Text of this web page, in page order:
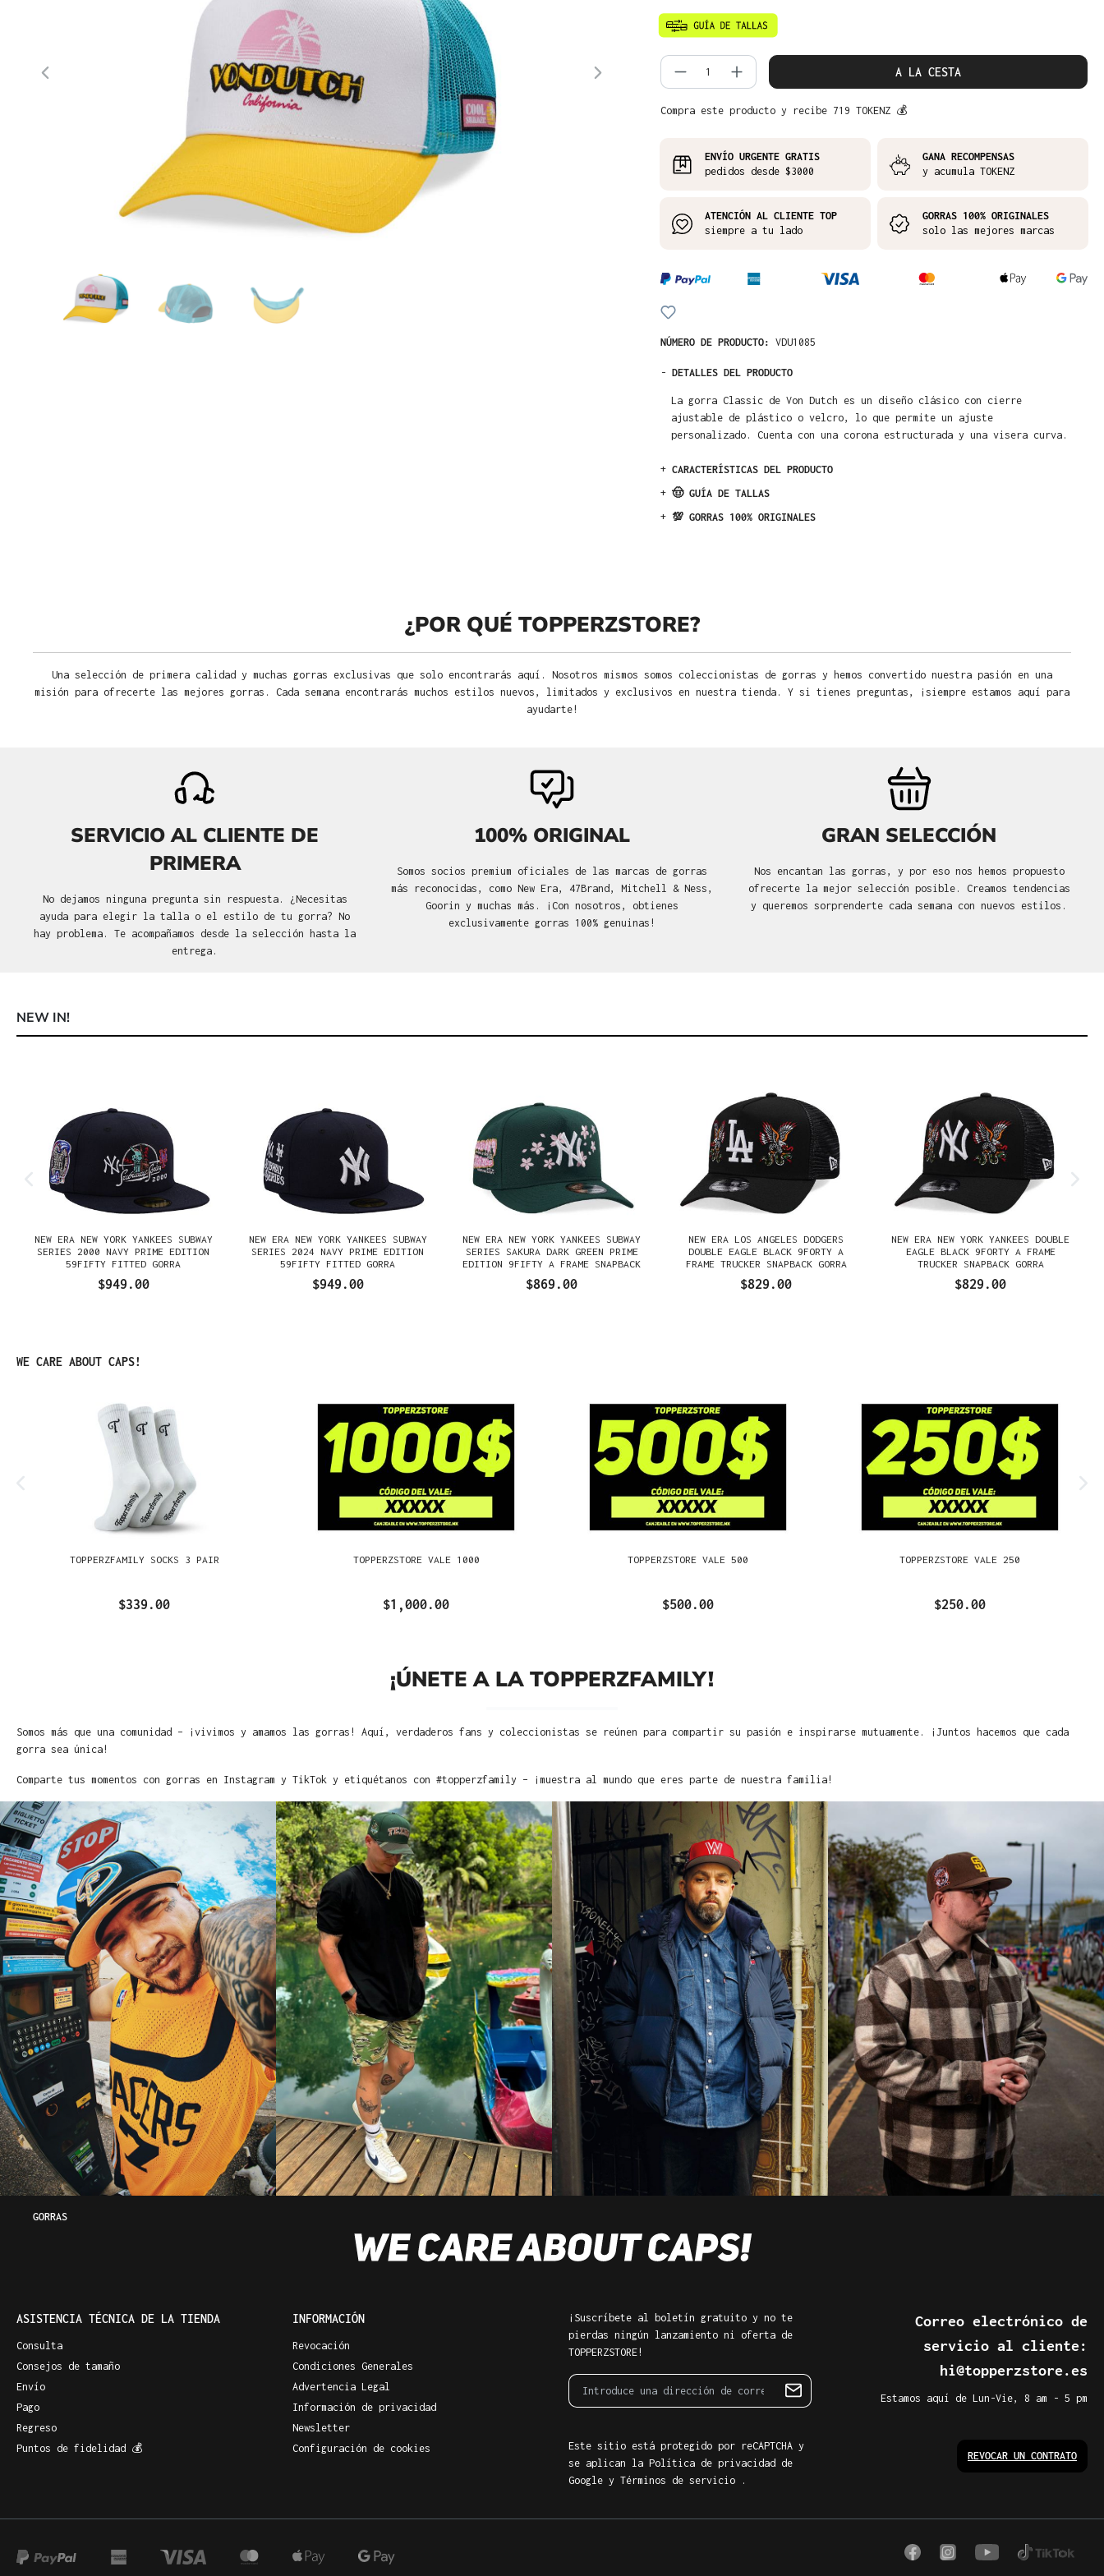
Cantidad del producto: introduce la
A LA CESTA
Compra este producto y recibe 719 TOKENZ 💰
ENVÍO URGENTE GRATIS
pedidos desde $3000
GANA RECOMPENSAS
y acumula TOKENZ
ATENCIÓN AL CLIENTE TOP
siempre a tu lado
GORRAS 100% ORIGINALES
solo las mejores marcas
NÚMERO DE PRODUCTO: VDU1085
- DETALLES DEL PRODUCTO
La gorra Classic de Von Dutch es un diseño clásico con cierre
ajustable de plástico o velcro, lo que permite un ajuste
personalizado. Cuenta con una corona estructurada y una visera curva.
+ CARACTERÍSTICAS DEL PRODUCTO
+ 🤠 GUÍA DE TALLAS
+ 💯 GORRAS 100% ORIGINALES
¿POR QUÉ TOPPERZSTORE?
Una selección de primera calidad y muchas gorras exclusivas que solo encontrarás aquí. Nosotros mismos somos coleccionistas de gorras y hemos convertido nuestra pasión en una
misión para ofrecerte las mejores gorras. Cada semana encontrarás muchos estilos nuevos, limitados y exclusivos en nuestra tienda. Y si tienes preguntas, ¡siempre estamos aquí para
ayudarte!
SERVICIO AL CLIENTE DE
PRIMERA
No dejamos ninguna pregunta sin respuesta. ¿Necesitas
ayuda para elegir la talla o el estilo de tu gorra? No
hay problema. Te acompañamos desde la selección hasta la
entrega.
100% ORIGINAL
Somos socios premium oficiales de las marcas de gorras
más reconocidas, como New Era, 47Brand, Mitchell & Ness,
Goorin y muchas más. ¡Con nosotros, obtienes
exclusivamente gorras 100% genuinas!
GRAN SELECCIÓN
Nos encantan las gorras, y por eso nos hemos propuesto
ofrecerte la mejor selección posible. Creamos tendencias
y queremos sorprenderte cada semana con nuevos estilos.
NEW IN!
NEW ERA NEW YORK YANKEES SUBWAY
SERIES 2000 NAVY PRIME EDITION
59FIFTY FITTED GORRA
$949.00
NEW ERA NEW YORK YANKEES SUBWAY
SERIES 2024 NAVY PRIME EDITION
59FIFTY FITTED GORRA
$949.00
NEW ERA NEW YORK YANKEES SUBWAY
SERIES SAKURA DARK GREEN PRIME
EDITION 9FIFTY A FRAME SNAPBACK
$869.00
NEW ERA LOS ANGELES DODGERS
DOUBLE EAGLE BLACK 9FORTY A
FRAME TRUCKER SNAPBACK GORRA
$829.00
NEW ERA NEW YORK YANKEES DOUBLE
EAGLE BLACK 9FORTY A FRAME
TRUCKER SNAPBACK GORRA
$829.00
Omitir la galería de productos
WE CARE ABOUT CAPS!
TOPPERZFAMILY SOCKS 3 PAIR
$339.00
TOPPERZSTORE VALE 1000
$1,000.00
TOPPERZSTORE VALE 500
$500.00
TOPPERZSTORE VALE 250
$250.00
¡ÚNETE A LA TOPPERZFAMILY!
Somos más que una comunidad – ¡vivimos y amamos las gorras! Aquí, verdaderos fans y coleccionistas se reúnen para compartir su pasión e inspirarse mutuamente. ¡Juntos hacemos que cada
gorra sea única!
Comparte tus momentos con gorras en Instagram y TikTok y etiquétanos con #topperzfamily – ¡muestra al mundo que eres parte de nuestra familia!
GORRAS
ASISTENCIA TÉCNICA DE LA TIENDA
Consulta
Consejos de tamaño
Envío
Pago
Regreso
Puntos de fidelidad 💰
INFORMACIÓN
Revocación
Condiciones Generales
Advertencia Legal
Información de privacidad
Newsletter
Configuración de cookies
¡Suscríbete al boletín gratuito y no te
pierdas ningún lanzamiento ni oferta de
TOPPERZSTORE!
Este sitio está protegido por reCAPTCHA y
se aplican la Política de privacidad de
Google y Términos de servicio .
Correo electrónico de
servicio al cliente:
hi@topperzstore.es
Estamos aquí de Lun-Vie, 8 am - 5 pm
REVOCAR UN CONTRATO